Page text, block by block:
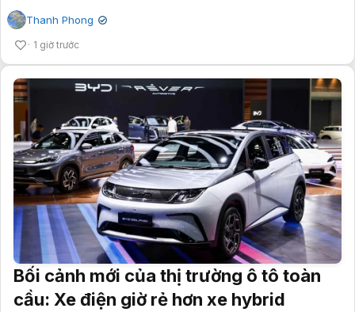
Thanh Phong ✔
1 giờ trước
Bối cảnh mới của thị trường ô tô toàn
cầu: Xe điện giờ rẻ hơn xe hybrid